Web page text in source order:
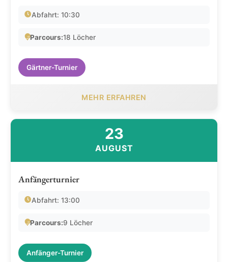
Abfahrt: 10:30
Parcours:18 Löcher
Gärtner-Turnier
MEHR ERFAHREN
23
AUGUST
Anfängerturnier
Abfahrt: 13:00
Parcours:9 Löcher
Anfänger-Turnier